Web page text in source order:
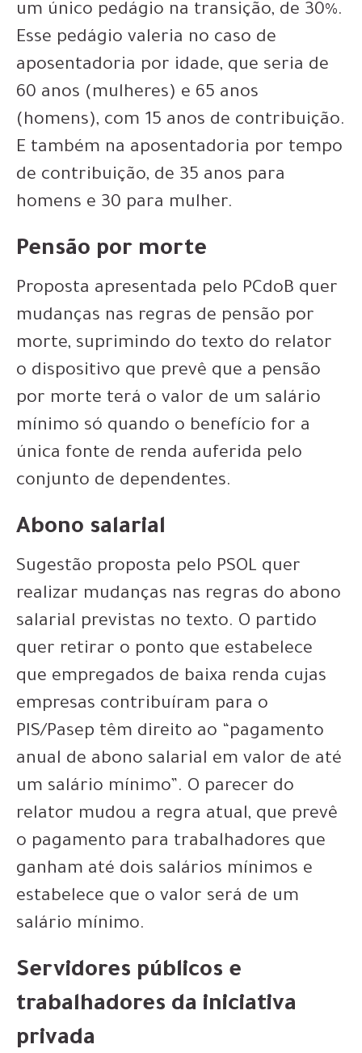
um único pedágio na transição, de 30%.
Esse pedágio valeria no caso de
aposentadoria por idade, que seria de
60 anos (mulheres) e 65 anos
(homens), com 15 anos de contribuição.
E também na aposentadoria por tempo
de contribuição, de 35 anos para
homens e 30 para mulher.
Pensão por morte
Proposta apresentada pelo PCdoB quer
mudanças nas regras de pensão por
morte, suprimindo do texto do relator
o dispositivo que prevê que a pensão
por morte terá o valor de um salário
mínimo só quando o benefício for a
única fonte de renda auferida pelo
conjunto de dependentes.
Abono salarial
Sugestão proposta pelo PSOL quer
realizar mudanças nas regras do abono
salarial previstas no texto. O partido
quer retirar o ponto que estabelece
que empregados de baixa renda cujas
empresas contribuíram para o
PIS/Pasep têm direito ao “pagamento
anual de abono salarial em valor de até
um salário mínimo”. O parecer do
relator mudou a regra atual, que prevê
o pagamento para trabalhadores que
ganham até dois salários mínimos e
estabelece que o valor será de um
salário mínimo.
Servidores públicos e
trabalhadores da iniciativa
privada